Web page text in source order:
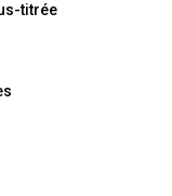
titrée